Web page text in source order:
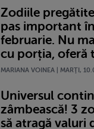
Zodiile
pas important
februarie. Nu
cu porția, oferă
MARIANA VOINEA | MARŢI,
Universul
zâmbească! 3
să atragă valuri